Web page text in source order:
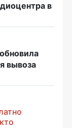
в
вывоза